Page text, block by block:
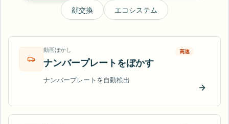
顔交換 エコシステム
動画ぼかし
ナンバープレートをぼかす
高速
ナンバープレートを自動検出
今すぐ